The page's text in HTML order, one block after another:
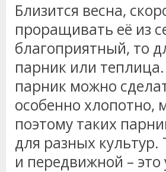
Близится весна,
проращивать её из
благоприятный, то
парник или
парник можно
особенно хлопотно,
поэтому таких
для разных
и передвижной – это